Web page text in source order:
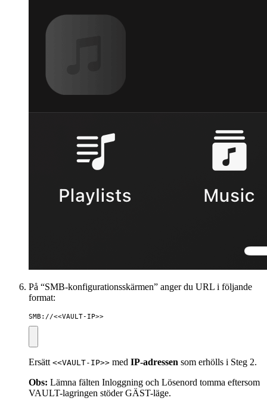
På “SMB-konfigurationsskärmen” anger du URL i följande
format:
SMB://<<VAULT-IP>>
Ersätt <<VAULT-IP>> med IP-adressen som erhölls i Steg 2.
Obs: Lämna fälten Inloggning och Lösenord tomma eftersom
VAULT-lagringen stöder GÄST-läge.